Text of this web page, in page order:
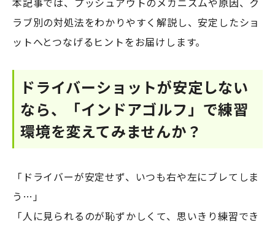
ラブ別の対処法をわかりやすく解説し、安定したショ
ットへとつなげるヒントをお届けします。
ドライバーショットが安定しない
なら、「インドアゴルフ」で練習
環境を変えてみませんか？
「ドライバーが安定せず、いつも右や左にブレてしま
う…」
「人に見られるのが恥ずかしくて、思いきり練習でき